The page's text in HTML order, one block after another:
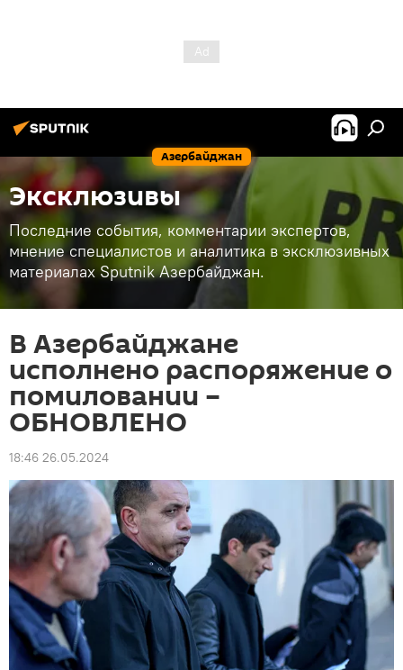
Азербайджан
Эксклюзивы
Последние события, комментарии экспертов,
мнение специалистов и аналитика в эксклюзивных
материалах Sputnik Азербайджан.
В Азербайджане
исполнено распоряжение о
помиловании –
ОБНОВЛЕНО
18:46 26.05.2024